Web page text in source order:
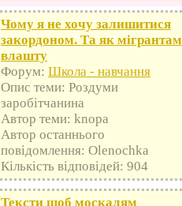
Чому я не хочу залишитися
закордоном. Та як мігрантам
влашту
Форум: Школа - навчання
Опис теми: Роздуми
заробітчанина
Автор теми: knopa
Автор останнього
повідомлення: Olenochka
Кількість відповідей: 904
Тексти щоб москалям